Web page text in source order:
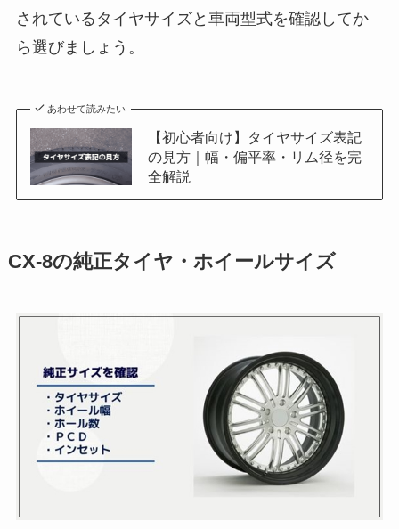
されているタイヤサイズと車両型式を確認してか
ら選びましょう。
あわせて読みたい
【初心者向け】タイヤサイズ表記
の見方｜幅・偏平率・リム径を完
全解説
CX-8の純正タイヤ・ホイールサイズ